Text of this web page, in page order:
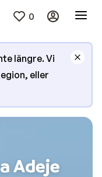
0
längre. Vi
eller
Adeje